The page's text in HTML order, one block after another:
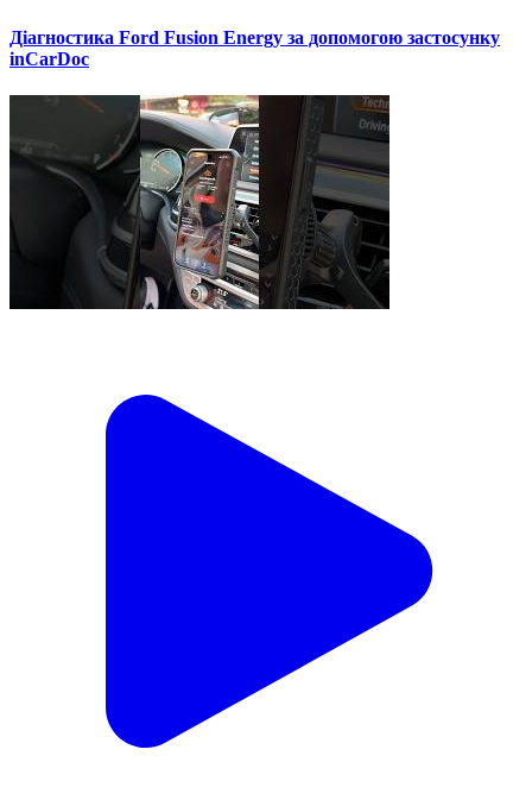
Діагностика Ford Fusion Energy за допомогою застосунку
inCarDoc